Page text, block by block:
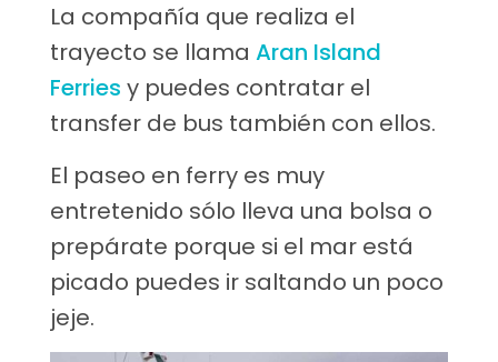
La compañía que realiza el
trayecto se llama Aran Island
Ferries y puedes contratar el
transfer de bus también con ellos.
El paseo en ferry es muy
entretenido sólo lleva una bolsa o
prepárate porque si el mar está
picado puedes ir saltando un poco
jeje.